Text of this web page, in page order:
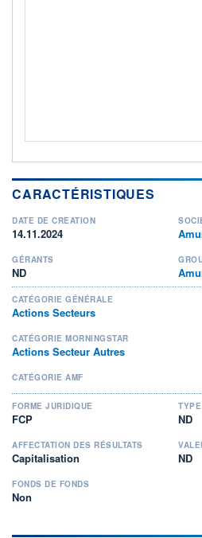
CARACTÉRISTIQUES
DATE DE CRÉATION
14.11.2024
GÉRANTS
ND
CATÉGORIE GÉNÉRALE
Actions Secteurs
CATÉGORIE MORNINGSTAR
Actions Secteur Autres
CATÉGORIE AMF
FORME JURIDIQUE
FCP ND
AFFECTATION DES RÉSULTATS
Capitalisation ND
FONDS DE FONDS
Non